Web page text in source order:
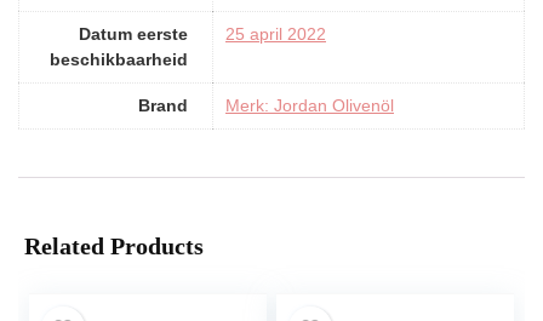
Datum eerste
beschikbaarheid
25 april 2022
Brand Merk: Jordan Olivenöl
Related Products